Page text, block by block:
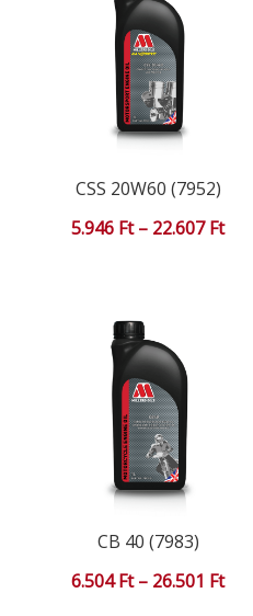
CSS 20W60 (7952)
5.946 Ft – 22.607Ft
CB 40 (7983)
6.504Ft – 26.501 Ft